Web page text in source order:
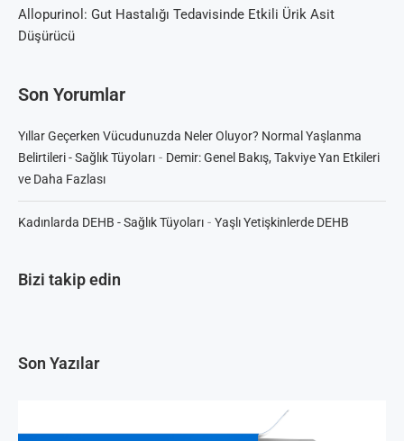
Allopurinol: Gut Hastalığı Tedavisinde Etkili Ürik Asit
Düşürücü
Son Yorumlar
Yıllar Geçerken Vücudunuzda Neler Oluyor? Normal Yaşlanma
Belirtileri - Sağlık Tüyoları - Demir: Genel Bakış, Takviye Yan Etkileri
ve Daha Fazlası
Kadınlarda DEHB - Sağlık Tüyoları - Yaşlı Yetişkinlerde DEHB
Bizi takip edin
Son Yazılar